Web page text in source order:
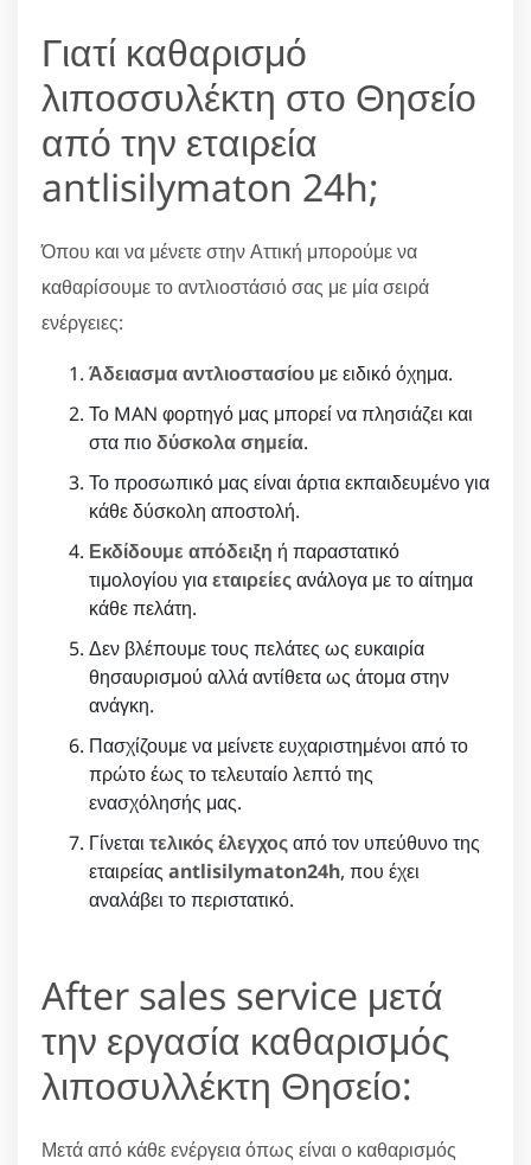
Γιατί καθαρισμό
λιποσσυλέκτη στο Θησείο
από την εταιρεία
antlisilymaton 24h;
Όπου και να μένετε στην Αττική μπορούμε να
καθαρίσουμε το αντλιοστάσιό σας με μία σειρά
ενέργειες:
Άδειασμα αντλιοστασίου με ειδικό όχημα.
Το MAN φορτηγό μας μπορεί να πλησιάζει και
στα πιοδύσκολα σημεία.
Το προσωπικό μας είναι άρτια εκπαιδευμένο για
κάθε δύσκολη αποστολή.
Εκδίδουμε απόδειξη ή παραστατικό
τιμολογίου γιαεταιρείεςανάλογα με το αίτημα
κάθε πελάτη.
Δεν βλέπουμε τους πελάτες ως ευκαιρία
θησαυρισμού αλλά αντίθετα ως άτομα στην
ανάγκη.
Πασχίζουμε να μείνετε ευχαριστημένοι από το
πρώτο έως το τελευταίο λεπτό της
ενασχόλησής μας.
Γίνεται τελικός έλεγχοςαπό τον υπεύθυνο της
εταιρείας antlisilymaton24h, που έχει
αναλάβει το περιστατικό.
After sales service μετά
την εργασία καθαρισμός
λιποσυλλέκτη Θησείο:
Μετά από κάθε ενέργεια όπως είναι ο καθαρισμός